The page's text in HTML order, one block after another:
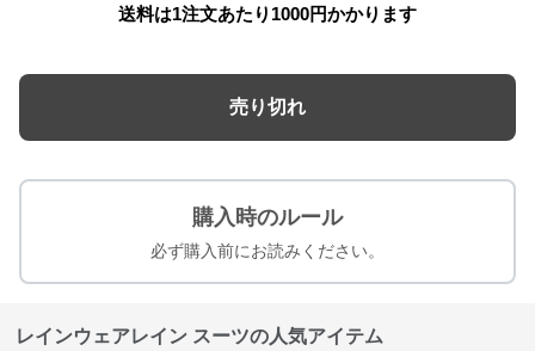
送料は1注文あたり 1000円かかります
売り切れ
購入時のルール
必ず購入前にお読みください。
レインウェアレイン スーツの人気アイテム